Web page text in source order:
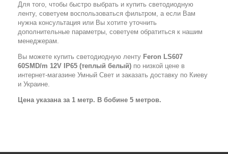
Для того, чтобы быстро выбрать и купить светодиодную
ленту, советуем воспользоваться фильтром, а если Вам
нужна консультация или Вы хотите уточнить
дополнительные параметры, советуем обратиться к нашим
менеджерам.
Вы можете купить светодиодную ленту Feron LS607
60SMD/m 12V IP65 (теплый белый) по низкой цене в
интернет-магазине Умный Свет и заказать доставку по Киеву
и Украине.
Цена указана за 1 метр. В бобине 5 метров.